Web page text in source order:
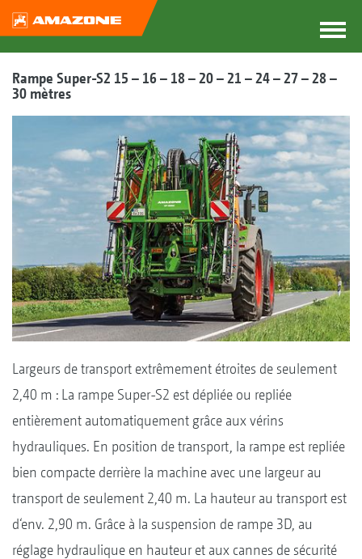
Rampe Super-S2 15 – 16 – 18 – 20 – 21 – 24 – 27 – 28 –
30 mètres
Largeurs de transport extrêmement étroites de seulement
2,40 m : La rampe Super-S2 est dépliée ou repliée
entièrement automatiquement grâce aux vérins
hydrauliques. En position de transport, la rampe est repliée
bien compacte derrière la machine avec une largeur au
transport de seulement 2,40 m. La hauteur au transport est
d‘env. 2,90 m. Grâce à la suspension de rampe 3D, au
réglage hydraulique en hauteur et aux cannes de sécurité